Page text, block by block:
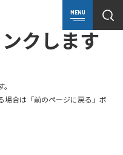
MENU
クします
場合は「前のページに戻る」ボ